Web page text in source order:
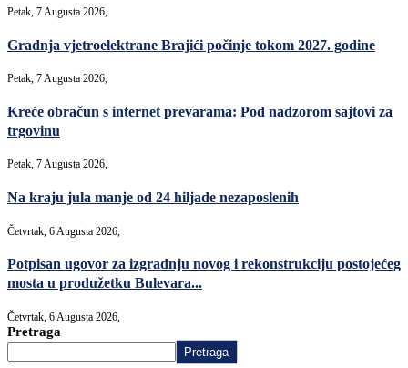
Petak, 7 Augusta 2026,
Gradnja vjetroelektrane Brajići počinje tokom 2027. godine
Petak, 7 Augusta 2026,
Kreće obračun s internet prevarama: Pod nadzorom sajtovi za
trgovinu
Petak, 7 Augusta 2026,
Na kraju jula manje od 24 hiljade nezaposlenih
Četvrtak, 6 Augusta 2026,
Potpisan ugovor za izgradnju novog i rekonstrukciju postojećeg
mosta u produžetku Bulevara...
Četvrtak, 6 Augusta 2026,
Pretraga
Pretraga